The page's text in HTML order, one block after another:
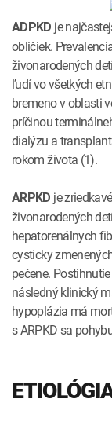
ADPKD je
obličiek.
živonarodených
ľudí vo všetkých
bremeno v oblasti
príčinou
dialýzu a
rokom života (1).
ARPKD je
živonarodených
hepatorenálnych
cysticky
pečene.
následný klinický
hypoplázia má
s ARPKD sa